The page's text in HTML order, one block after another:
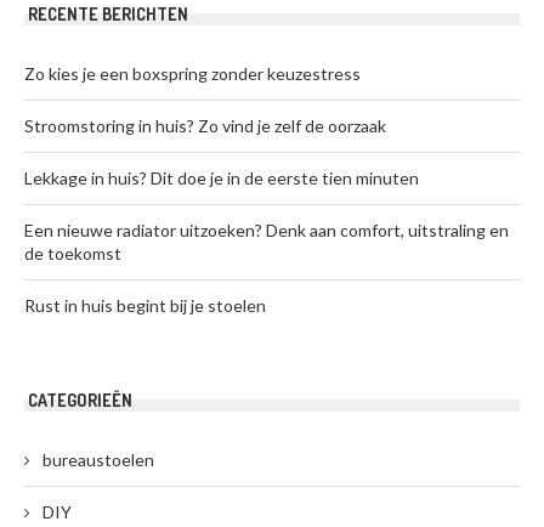
RECENTE BERICHTEN
Zo kies je een boxspring zonder keuzestress
Stroomstoring in huis? Zo vind je zelf de oorzaak
Lekkage in huis? Dit doe je in de eerste tien minuten
Een nieuwe radiator uitzoeken? Denk aan comfort, uitstraling en
de toekomst
Rust in huis begint bij je stoelen
CATEGORIEËN
bureaustoelen
DIY